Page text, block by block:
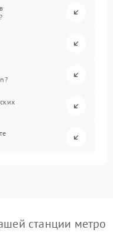
станции метро